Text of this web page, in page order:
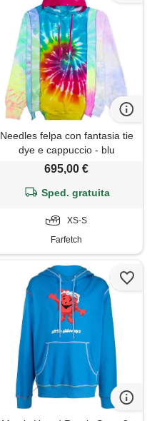
Needles felpa con fantasia tie
dye e cappuccio - blu
695,00 €
Sped. gratuita
XS-S
Farfetch